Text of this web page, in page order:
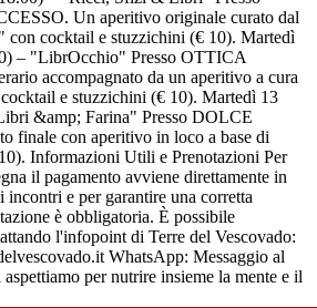
Un aperitivo originale curato dal
con cocktail e stuzzichini (€ 10). Martedì
– "LibrOcchio" Presso OTTICA
accompagnato da un aperitivo a cura
e stuzzichini (€ 10). Martedì 13
&amp; Farina" Presso DOLCE
finale con aperitivo in loco a base di
Informazioni Utili e Prenotazioni Per
il pagamento avviene direttamente in
e per garantire una corretta
è obbligatoria. È possibile
l'infopoint di Terre del Vescovado:
WhatsApp: Messaggio al
per nutrire insieme la mente e il